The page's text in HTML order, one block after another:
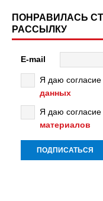
ПОНРАВИЛАСЬ
РАССЫЛКУ
E-mail
Я даю согласие
данных
Я даю согласие
материалов